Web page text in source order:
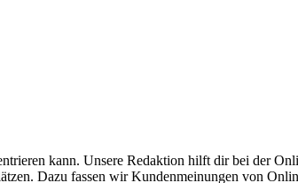
kann. Unsere Redaktion hilft dir bei der
Dazu fassen wir Kundenmeinungen von